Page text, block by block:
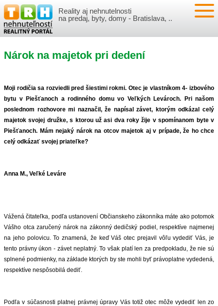
Reality aj nehnutelnosti
na predaj, byty, domy - Bratislava, ..
NEHNUTEĽNOSTI
BYTY
NOVOSTAVBY
NEBYTOVÉ PRIESTORY
REKREAČNÉ OBJEKTY
VLOŽIŤ NEHNUTEĽNOSTI
PRIHLÁSENIE
REGISTRÁCIA
VÝVOJ CIEN REALÍT
ČLÁNKY O REALITÁCH
REKLAMA
Nárok na majetok pri dedení
Moji rodičia sa rozviedli pred šiestimi rokmi. Otec je vlastníkom 4- izbového
bytu v Piešťanoch a rodinného domu vo Veľkých Levároch. Pri našom
poslednom rozhovore mi naznačil, že napísal závet, ktorým odkázal celý
majetok svojej družke, s ktorou už asi dva roky žije v spomínanom byte v
Piešťanoch. Mám nejaký nárok na otcov majetok aj v prípade, že ho chce
celý odkázať svojej priateľke?
Anna M., Veľké Leváre
Vážená čitateľka, podľa ustanovení Občianskeho zákonníka máte ako potomok
Vášho otca zaručený nárok na zákonný dedičský podiel, respektíve najmenej
na jeho polovicu. To znamená, že keď Váš otec prejavil vôľu vydediť Vás, je
tento právny úkon - závet neplatný. To však platí len za predpokladu, že nie sú
splnené podmienky, na základe ktorých by ste mohli byť právoplatne vydedená,
respektíve nespôsobilá dediť.
Podľa v súčasnosti platnej právnej úpravy Vás totiž otec môže vydediť len zo